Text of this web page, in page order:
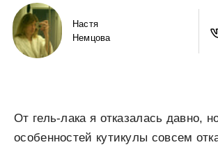
Настя
Немцова
От гель-лака я отказалась давно,
особенностей кутикулы совсем